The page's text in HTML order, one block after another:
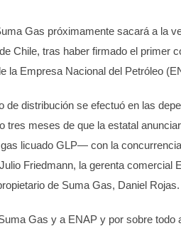
Gas próximamente sacará a la
Chile, tras haber firmado el primer
la Empresa Nacional del Petróleo
de distribución se efectuó en las
tres meses de que la estatal
licuado GLP— con la
Friedmann, la gerenta comercial
de Suma Gas, Daniel
Gas y a ENAP y por sobre todo